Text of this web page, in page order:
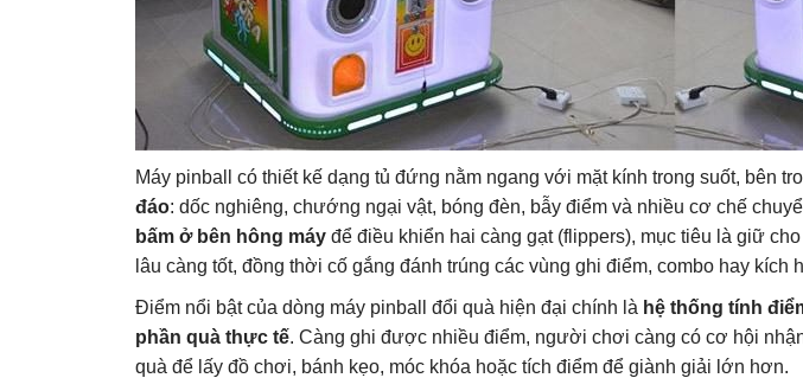
Máy pinball có thiết kế dạng tủ đứng nằm ngang với mặt kính trong suốt, bên
đáo: dốc nghiêng, chướng ngại vật, bóng đèn, bẫy điểm và nhiều cơ chế
bấm ở bên hông máy để điều khiển hai càng gạt (flippers), mục tiêu là giữ
lâu càng tốt, đồng thời cố gắng đánh trúng các vùng ghi điểm, combo hay kích
Điểm nổi bật của dòng máy pinball đổi quà hiện đại chính là hệ thống tính
phần quà thực tế. Càng ghi được nhiều điểm, người chơi càng có cơ hội
quà để lấy đồ chơi, bánh kẹo, móc khóa hoặc tích điểm để giành giải lớn hơn.